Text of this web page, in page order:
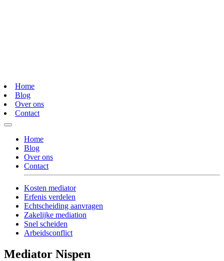
Home
Blog
Over ons
Contact
Home
Blog
Over ons
Contact
Kosten mediator
Erfenis verdelen
Echtscheiding aanvragen
Zakelijke mediation
Snel scheiden
Arbeidsconflict
Mediator Nispen